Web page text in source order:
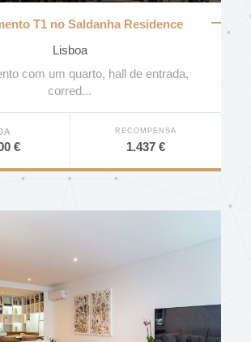
T1 no Saldanha Residence
Lisboa
com um quarto, hall de entrada,
corred...
€
RECOMPENSA
1.437 €